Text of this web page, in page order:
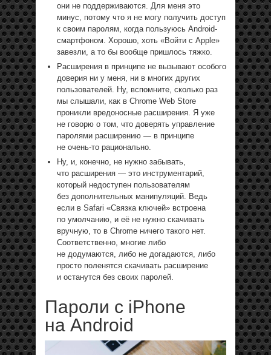
они не поддерживаются. Для меня это
минус, потому что я не могу получить доступ
к своим паролям, когда пользуюсь Android-
смартфоном. Хорошо, хоть «Войти с Apple»
завезли, а то бы вообще пришлось тяжко.
Расширения в принципе не вызывают особого
доверия ни у меня, ни в многих других
пользователей. Ну, вспомните, сколько раз
мы слышали, как в Chrome Web Store
проникли вредоносные расширения. Я уже
не говорю о том, что доверять управление
паролями расширению — в принципе
не очень-то рационально.
Ну, и, конечно, не нужно забывать,
что расширения — это инструментарий,
который недоступен пользователям
без дополнительных манипуляций. Ведь
если в Safari «Связка ключей» встроена
по умолчанию, и её не нужно скачивать
вручную, то в Chrome ничего такого нет.
Соответственно, многие либо
не додумаются, либо не догадаются, либо
просто поленятся скачивать расширение
и останутся без своих паролей.
Пароли с iPhone
на Android